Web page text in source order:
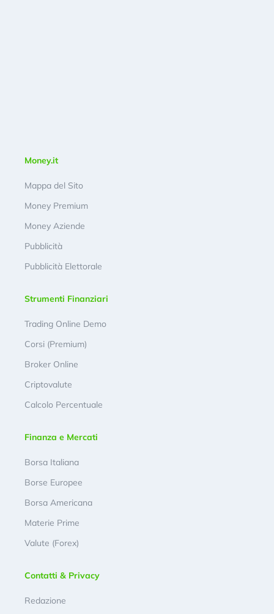
Money.it
Mappa del Sito
Money Premium
Money Aziende
Pubblicità
Pubblicità Elettorale
Strumenti Finanziari
Trading Online Demo
Corsi (Premium)
Broker Online
Criptovalute
Calcolo Percentuale
Finanza e Mercati
Borsa Italiana
Borse Europee
Borsa Americana
Materie Prime
Valute (Forex)
Contatti & Privacy
Redazione